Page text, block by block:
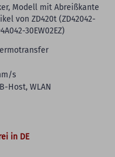
Modell mit Abreißkante
von ZD420t (ZD42042-
30EW02EZ)
s
Host, WLAN
in DE